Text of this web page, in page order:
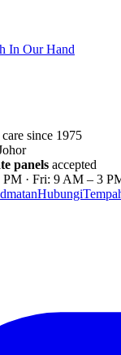
In Our Hand
since 1975
panels accepted
· Fri: 9 AM – 3
Hubungi